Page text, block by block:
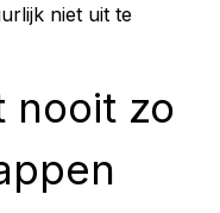
niet uit te
nooit zo